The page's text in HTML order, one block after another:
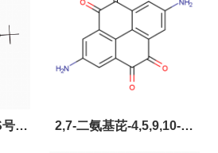
2,7-二氨基芘-4,5,9,10-四